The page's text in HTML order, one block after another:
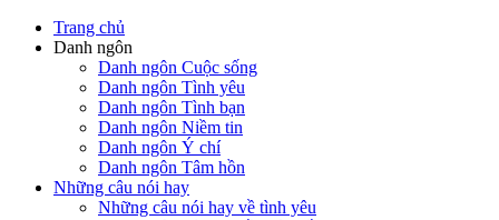
Trang chủ
Danh ngôn
Danh ngôn Cuộc sống
Danh ngôn Tình yêu
Danh ngôn Tình bạn
Danh ngôn Niềm tin
Danh ngôn Ý chí
Danh ngôn Tâm hồn
Những câu nói hay
Những câu nói hay về tình yêu